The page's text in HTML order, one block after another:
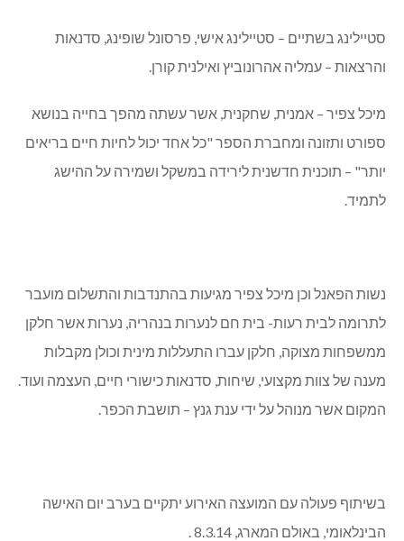
סטיילינג בשתיים – סטיילינג אישי, פרסונל שופינג, סדנאות
והרצאות – עמליה אהרונוביץ ואילנית קורן.
מיכל צפיר – אמנית, שחקנית, אשר עשתה מהפך בחייה בנושא
ספורט ותזונה ומחברת הספר "כל אחד יכול לחיות חיים בריאים
יותר" – תוכנית חדשנית לירידה במשקל ושמירה על ההישג
לתמיד.
נשות הפאנל וכן מיכל צפיר מגיעות בהתנדבות והתשלום מועבר
לתרומה לבית רעות- בית חם לנערות בנהריה, נערות אשר חלקן
ממשפחות מצוקה, חלקן עברו התעללות מינית וכולן מקבלות
מענה של צוות מקצועי, שיחות, סדנאות כישורי חיים, העצמה ועוד.
המקום אשר מנוהל על ידי ענת גנץ – תושבת הכפר.
בשיתוף פעולה עם המועצה האירוע יתקיים בערב יום האישה
הבינלאומי, באולם המארג, 8.3.14 .